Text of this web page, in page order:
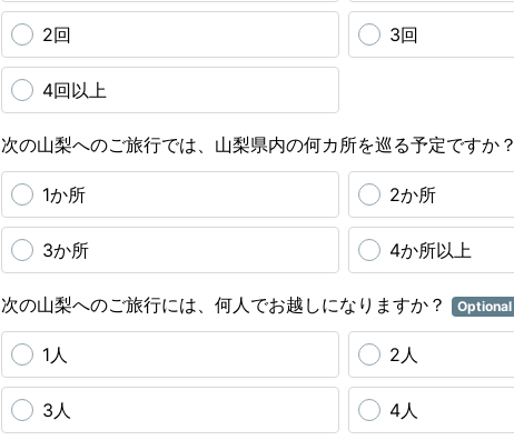
2回 3回
4回以上
次の山梨へのご旅行では、山梨県内の何カ所を巡る予定ですか？
1か所 2か所
3か所 4か所以上
次の山梨へのご旅行には、何人でお越しになりますか？ Optional
1人 2人
3人 4人